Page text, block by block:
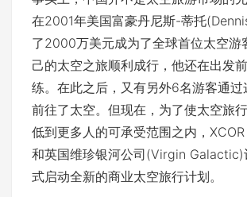
在2001年美国富豪丹尼斯-蒂托
了2000万美元成为了全球首位太空游
己的太空之旅顺利成行，他还在出发
练。在此之后，又有另外6名游客通过
前往了太空。但现在，为了使太空旅
低到更多人的可承受范围之内，
和英国维珍银河公司(Virgin Galactic)
式启动全新的商业太空旅行计划。